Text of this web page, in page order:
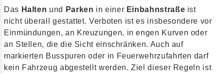
Das Halten und Parken in einer Einbahnstraße ist
nicht überall gestattet. Verboten ist es insbesondere vor
Einmündungen, an Kreuzungen, in engen Kurven oder
an Stellen, die die Sicht einschränken. Auch auf
markierten Busspuren oder in Feuerwehrzufahrten darf
kein Fahrzeug abgestellt werden. Ziel dieser Regeln ist